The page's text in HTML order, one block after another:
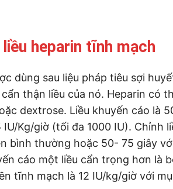
heparin tĩnh mạch
dùng sau liệu pháp tiêu sợi
thận liều của nó. Heparin có
dextrose. Liều khuyến cáo là
IU/Kg/giờ (tối đa 1000 IU). Chỉnh
bình thường hoặc 50- 75 giây
cáo một liều cẩn trọng hơn là
tĩnh mạch là 12 IU/kg/giờ với